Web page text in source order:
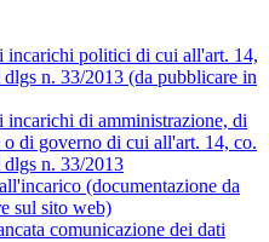
incarichi politici di cui all'art. 14,
n. 33/2013 (da pubblicare in
incarichi di amministrazione, di
o di governo di cui all'art. 14, co.
dlgs n. 33/2013
(documentazione da
sul sito web)
comunicazione dei dati